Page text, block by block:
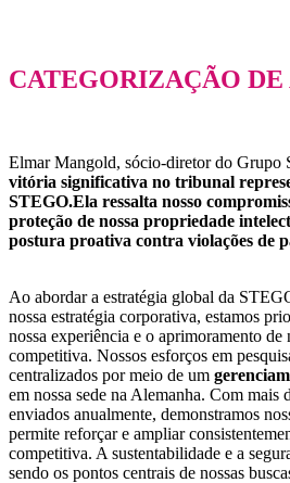
CATEGORIZAÇÃO
Elmar Mangold, sócio-diretor do Grupo
vitória significativa no tribunal
STEGO.Ela ressalta nosso
proteção de nossa propriedade
postura proativa contra violações de
Ao abordar a estratégia global da
nossa estratégia corporativa, estamos
nossa experiência e o aprimoramento de
competitiva. Nossos esforços em
centralizados por meio de um
em nossa sede na Alemanha. Com mais
enviados anualmente, demonstramos
permite reforçar e ampliar
competitiva. A sustentabilidade e a
sendo os pontos centrais de nossas